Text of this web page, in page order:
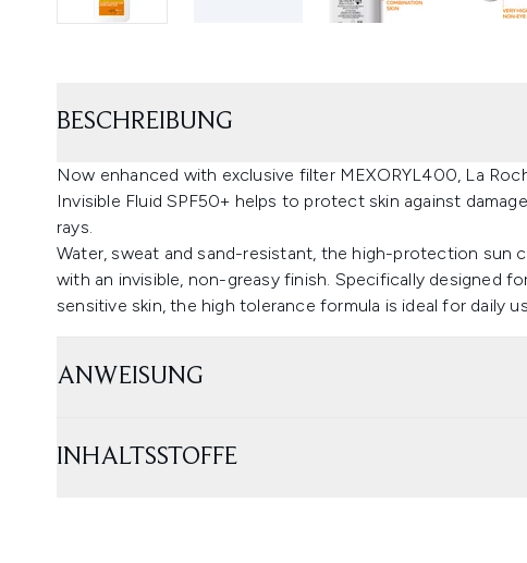
BESCHREIBUNG
Now enhanced with exclusive filter MEXORYL400, La
Invisible Fluid SPF50+ helps to protect skin against
rays.
Water, sweat and sand-resistant, the high-protection sun
with an invisible, non-greasy finish. Specifically designed
sensitive skin, the high tolerance formula is ideal for daily
ANWEISUNG
INHALTSSTOFFE